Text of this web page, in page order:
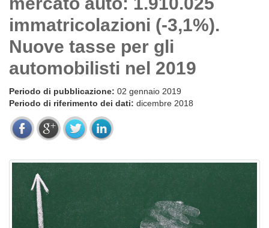
immatricolazioni (-3,1%).
Nuove tasse per gli
automobilisti nel 2019
Periodo di pubblicazione: 02 gennaio 2019
Periodo di riferimento dei dati: dicembre 2018